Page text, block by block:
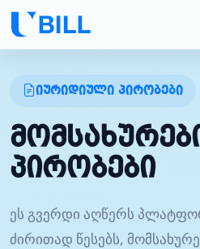
იურიდიული პირობები
პირობები
ეს გვერდი აღწერს
ძირითად წესებს,